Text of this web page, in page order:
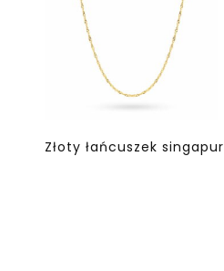
Złoty łańcuszek singapur